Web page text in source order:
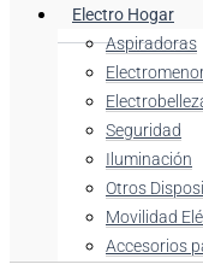
Electro Hogar
Aspiradoras
Seguridad
Iluminación
Otros
Movilidad
Accesorios